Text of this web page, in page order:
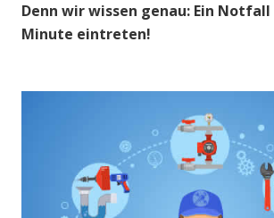
Denn wir wissen genau: Ein
Minute eintreten!